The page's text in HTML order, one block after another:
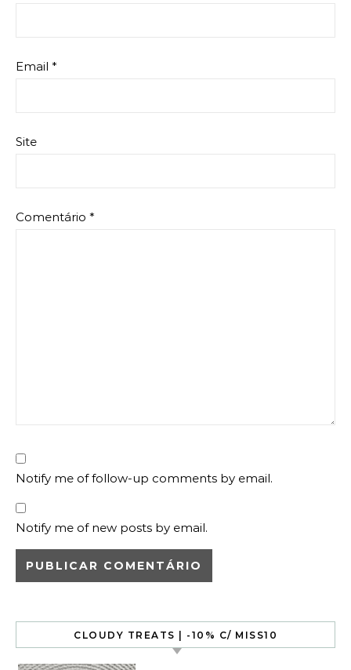
Email *
Site
Comentário *
Notify me of follow-up comments by email.
Notify me of new posts by email.
CLOUDY TREATS | -10% C/ MISS10